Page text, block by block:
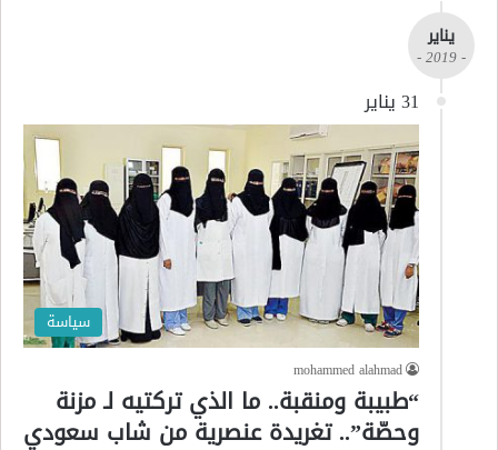
يناير
- 2019 -
31 يناير
سياسة
mohammed alahmad
“طبيبة ومنقبة.. ما الذي تركتيه لـ مزنة
وحصّة”.. تغريدة عنصرية من شاب سعودي